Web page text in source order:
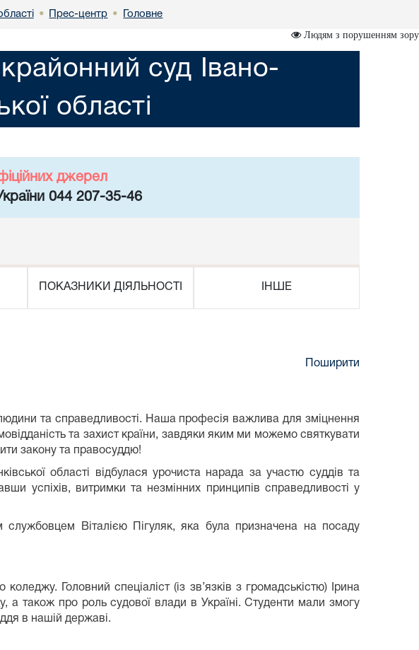
• Прес-центр • Головне
Людям з порушенням зору
суд Івано-
області
джерел
044 207-35-46
ПОКАЗНИКИ ДІЯЛЬНОСТІ ІНШЕ
Поширити
та справедливості. Наша професія важлива для зміцнення
та захист країни, завдяки яким ми можемо святкувати
закону та правосуддю!
області відбулася урочиста нарада за участю суддів та
успіхів, витримки та незмінних принципів справедливості у
Віталією Пігуляк, яка була призначена на посаду
Головний спеціаліст (із зв’язків з громадськістю) Ірина
а також про роль судової влади в Україні. Студенти мали змогу
в нашій державі.